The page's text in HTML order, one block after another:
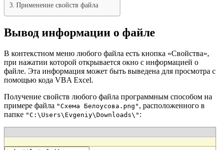
Применение свойств файла
Вывод информации о файле
В контекстном меню любого файла есть кнопка «Свойства»,
при нажатии которой открывается окно с информацией о
файле. Эта информация может быть выведена для просмотра с
помощью кода VBA Excel.
Получение свойств любого файла программным способом на
примере файла "Схема Белоусова.png" , расположенного в
папке "C:\Users\Evgeniy\Downloads\" :